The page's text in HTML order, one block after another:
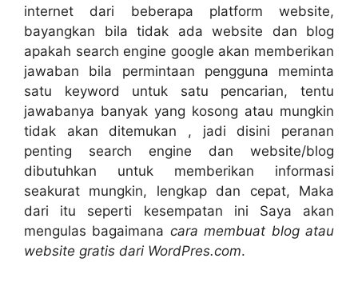
internet dari beberapa platform website,
bayangkan bila tidak ada website dan blog
apakah search engine google akan memberikan
jawaban bila permintaan pengguna meminta
satu keyword untuk satu pencarian, tentu
jawabanya banyak yang kosong atau mungkin
tidak akan ditemukan , jadi disini peranan
penting search engine dan website/blog
dibutuhkan untuk memberikan informasi
seakurat mungkin, lengkap dan cepat, Maka
dari itu seperti kesempatan ini Saya akan
mengulas bagaimana cara membuat blog atau
website gratis dari WordPres.com.